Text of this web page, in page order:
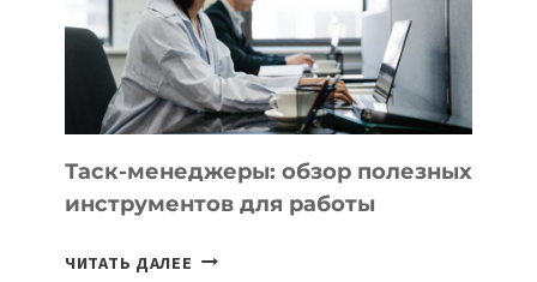
ИСКУССТВЕННОМУ
ИНТЕЛЛЕКТУ
Таск-менеджеры: обзор полезных
инструментов для работы
ЧИТАТЬ ДАЛЕЕ ТАСК-